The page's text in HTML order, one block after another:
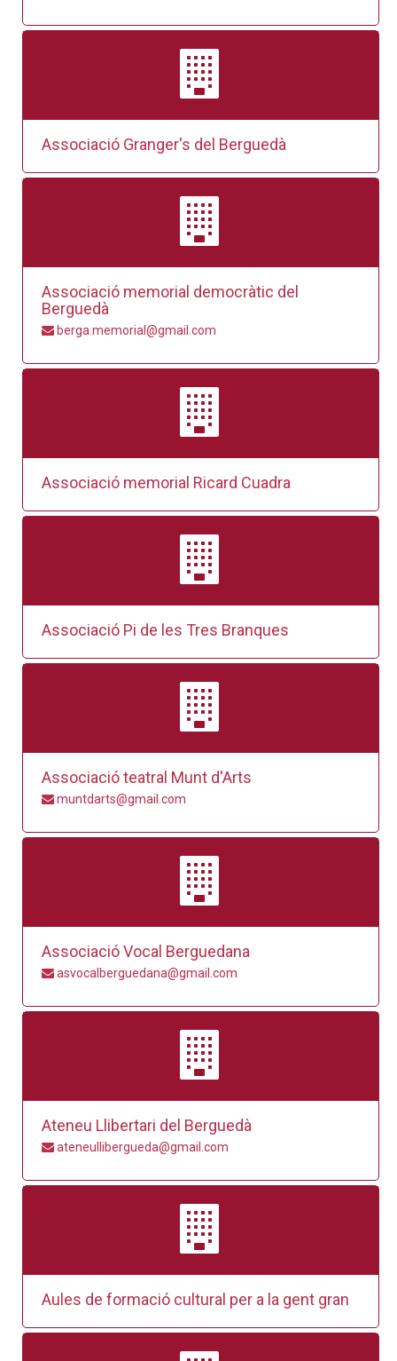
Associació Granger's del Berguedà
Associació memorial democràtic del
Berguedà
berga.memorial@gmail.com
Associació memorial Ricard Cuadra
Associació Pi de les Tres Branques
Associació teatral Munt d'Arts
muntdarts@gmail.com
Associació Vocal Berguedana
asvocalberguedana@gmail.com
Ateneu Llibertari del Berguedà
ateneullibergueda@gmail.com
Aules de formació cultural per a la gent gran